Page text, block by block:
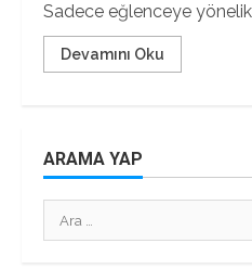
Sadece eğlenceye
Devamını Oku
ARAMA YAP
Arama: